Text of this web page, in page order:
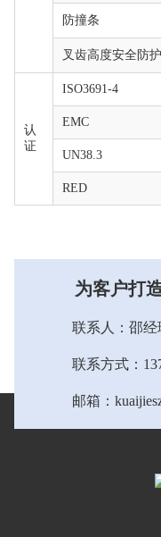
防撞条
叉齿高度安全防护
认
证
ISO3691-4
EMC
UN38.3
RED
为客户打
联系人：邵经
联系方式：
邮箱：